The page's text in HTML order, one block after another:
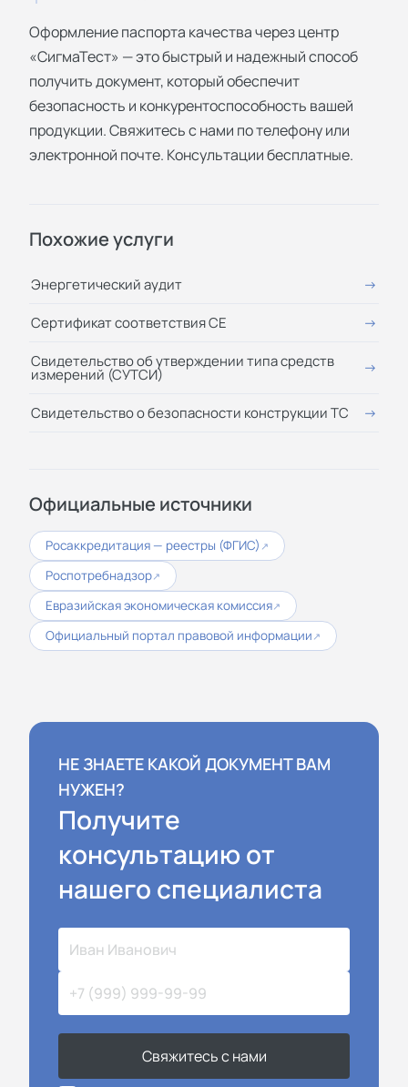
Оформление паспорта качества через центр
«СигмаТест» — это быстрый и надежный способ
получить документ, который обеспечит
безопасность и конкурентоспособность вашей
продукции. Свяжитесь с нами по телефону или
электронной почте. Консультации бесплатные.
Похожие услуги
Энергетический аудит
Сертификат соответствия СЕ
Свидетельство об утверждении типа средств
измерений (СУТСИ)
Свидетельство о безопасности конструкции ТС
Официальные источники
Росаккредитация — реестры (ФГИС) ↗
Роспотребнадзор↗
Евразийская экономическая комиссия↗
Официальный портал правовой информации ↗
НЕ ЗНАЕТЕ КАКОЙ ДОКУМЕНТ ВАМ
НУЖЕН?
Получите
консультацию от
нашего специалиста
Свяжитесь с нами